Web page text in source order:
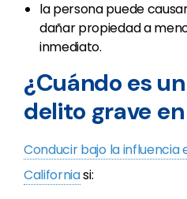
la persona puede
dañar propiedad a
inmediato.
¿Cuándo es
delito grave
Conducir bajo la influencia
Californiasi: